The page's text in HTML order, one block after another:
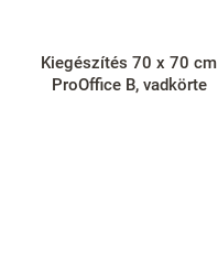
Kiegészítés 70 x 70 cm
ProOffice B, vadkörte